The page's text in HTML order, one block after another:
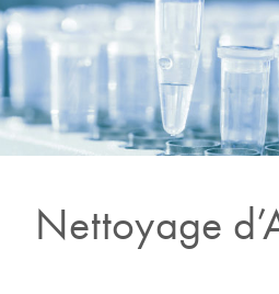
Nettoyage